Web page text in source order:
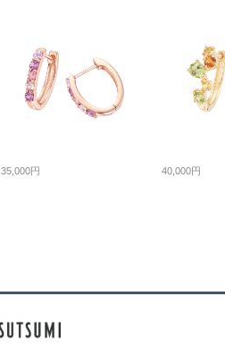
35,000円 40,000円